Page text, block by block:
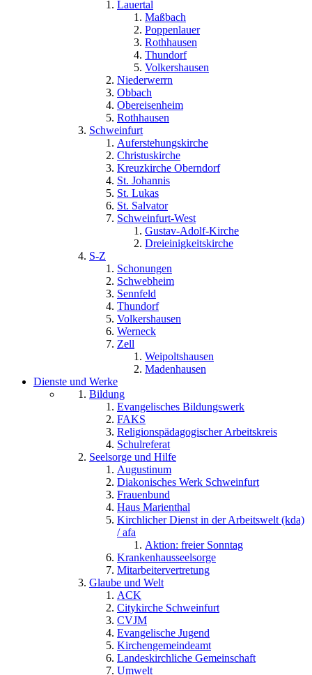
Lauertal
Maßbach
Poppenlauer
Rothhausen
Thundorf
Volkershausen
Niederwerrn
Obbach
Obereisenheim
Rothhausen
Schweinfurt
Auferstehungskirche
Christuskirche
Kreuzkirche Oberndorf
St. Johannis
St. Lukas
St. Salvator
Schweinfurt-West
Gustav-Adolf-Kirche
Dreieinigkeitskirche
S-Z
Schonungen
Schwebheim
Sennfeld
Thundorf
Volkershausen
Werneck
Zell
Weipoltshausen
Madenhausen
Dienste und Werke
Bildung
Evangelisches Bildungswerk
FAKS
Religionspädagogischer Arbeitskreis
Schulreferat
Seelsorge und Hilfe
Augustinum
Diakonisches Werk Schweinfurt
Frauenbund
Haus Marienthal
Kirchlicher Dienst in der Arbeitswelt (kda)
/ afa
Aktion: freier Sonntag
Krankenhausseelsorge
Mitarbeitervertretung
Glaube und Welt
ACK
Citykirche Schweinfurt
CVJM
Evangelische Jugend
Kirchengemeindeamt
Landeskirchliche Gemeinschaft
Umwelt